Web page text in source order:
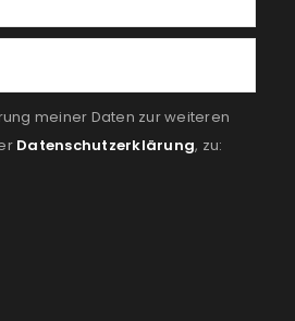
geschützt durch WP Captcha
Angemeldet bleiben
meiner Daten zur weiteren
Datenschutzerklärung, zu: